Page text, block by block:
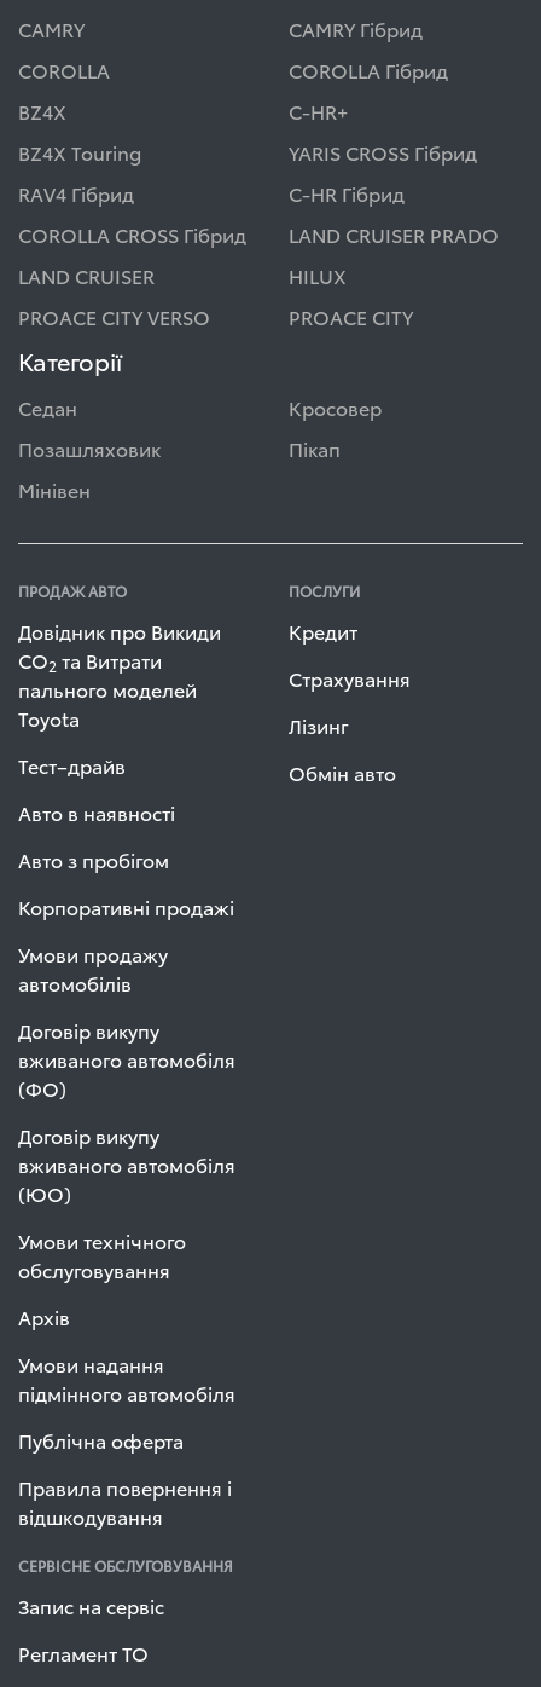
CAMRY
CAMRY Гібрид
COROLLA
COROLLA Гібрид
BZ4X
C-HR+
BZ4X Touring
YARIS CROSS Гібрид
RAV4 Гібрид
C-HR Гібрид
COROLLA CROSS Гібрид
LAND CRUISER PRADO
LAND CRUISER
HILUX
PROACE CITY VERSO
PROACE CITY
Категорії
Седан
Кросовер
Позашляховик
Пікап
Мінівен
ПРОДАЖ АВТО
Довідник про Викиди
СО2 та Витрати
пального моделей
Toyota
Тест–драйв
Авто в наявності
Авто з пробігом
Корпоративні продажі
Умови продажу
автомобілів
Договір викупу
вживаного автомобіля
(ФО)
Договір викупу
вживаного автомобіля
(ЮО)
Умови технічного
обслуговування
Архів
Умови надання
підмінного автомобіля
Публічна оферта
Правила повернення і
відшкодування
ПОСЛУГИ
Кредит
Страхування
Лізинг
Обмін авто
СЕРВІСНЕ ОБСЛУГОВУВАННЯ
Запис на сервіс
Регламент ТО